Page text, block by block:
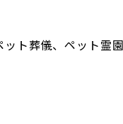
ト葬儀、ペット霊